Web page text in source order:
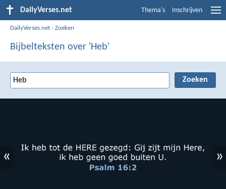
DailyVerses.net Thema's Inschrijven
DailyVerses.net ›Zoeken
Bijbelteksten over 'Heb'
« »